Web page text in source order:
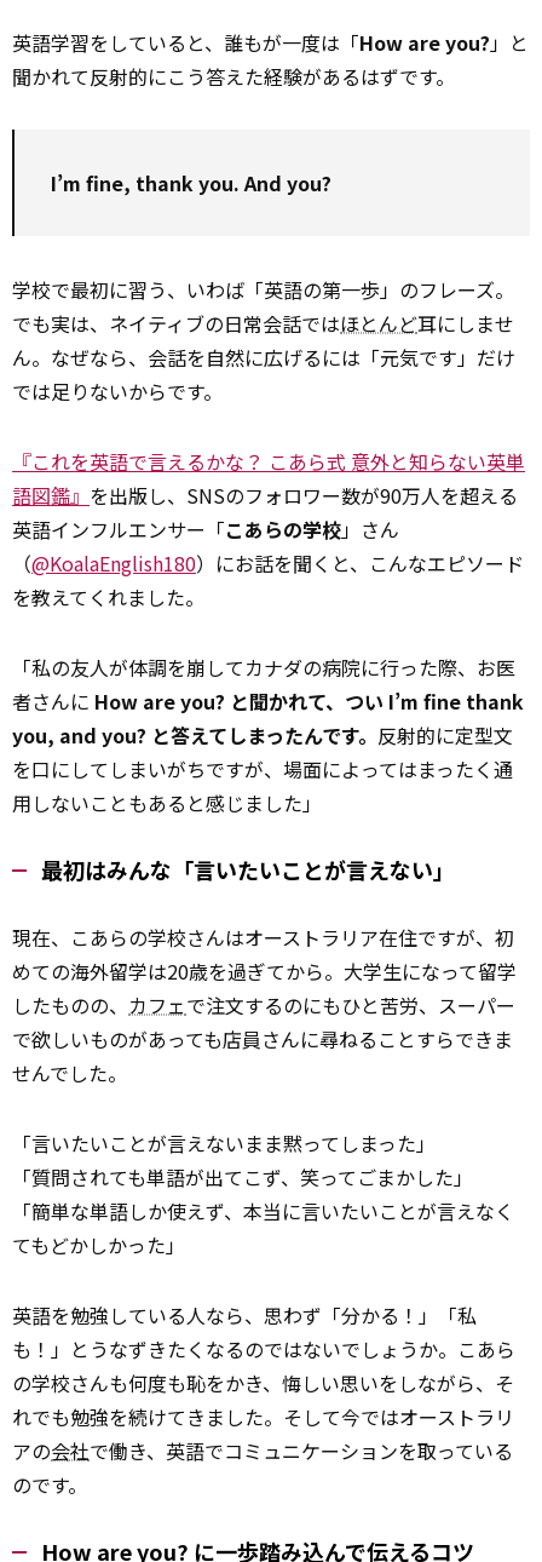
英語学習をしていると、誰もが一度は「How are you?」と
聞かれて反射的にこう答えた経験があるはずです。
I’m fine, thank you. And you?
学校で最初に習う、いわば「英語の第一歩」のフレーズ。
でも実は、ネイティブの日常会話ではほとんど耳にしませ
ん。なぜなら、会話を自然に広げるには「元気です」だけ
では足りないからです。
『これを英語で言えるかな？ こあら式 意外と知らない英単
語図鑑』 を出版し、SNSのフォロワー数が90万人を超える
英語インフルエンサー「こあらの学校」さん
（@KoalaEnglish180）にお話を聞くと、こんなエピソード
を教えてくれました。
「私の友人が体調を崩してカナダの病院に行った際、お医
者さんに How are you? と聞かれて、つい I’m fine thank
you, and you? と答えてしまったんです。 反射的に定型文
を口にしてしまいがちですが、場面によってはまったく通
用しないこともあると感じました」
最初はみんな「言いたいことが言えない」
現在、こあらの学校さんはオーストラリア在住ですが、初
めての海外留学は20歳を過ぎてから。大学生になって留学
したものの、 カフェで注文するのにもひと苦労、スーパー
で欲しいものがあっても店員さんに尋ねることすらできま
せんでした。
「言いたいことが言えないまま黙ってしまった」
「質問されても単語が出てこず、笑ってごまかした」
「簡単な単語しか使えず、本当に言いたいことが言えなく
てもどかしかった」
英語を勉強している人なら、思わず「分かる！」「私
も！」とうなずきたくなるのではないでしょうか。こあら
の学校さんも何度も恥をかき、悔しい思いをしながら、そ
れでも勉強を続けてきました。そして今ではオーストラリ
アの会社で働き、英語でコミュニケーションを取っている
のです。
How are you? に一歩踏み込んで伝えるコツ